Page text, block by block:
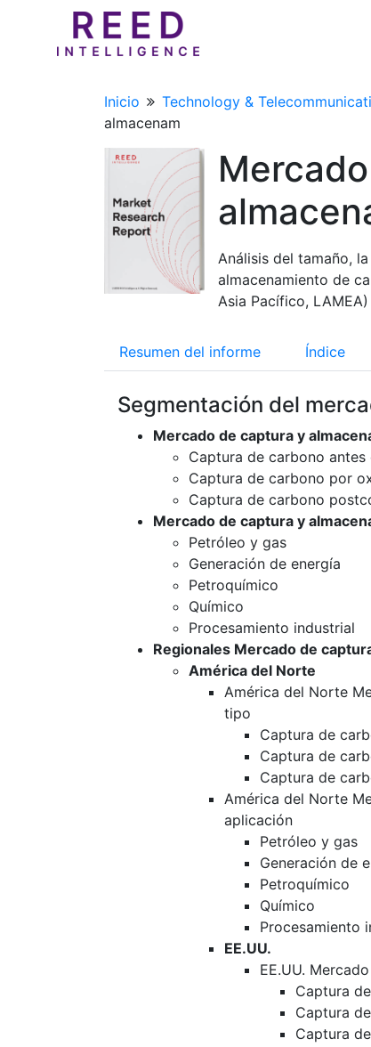
Inicio Technology &
almacenam
Análisis del tamaño,
almacenamiento de
Asia Pacífico,
Resumen del informe Índice
Segmentación del
Mercado de captura y
Captura de carbono
Captura de carbono por
Captura de carbono
Mercado de captura y
Petróleo y gas
Generación de energía
Petroquímico
Químico
Procesamiento industrial
Regionales Mercado de
América del Norte
América del Norte
tipo
Captura de
Captura de
Captura de
América del Norte
aplicación
Petróleo y gas
Generación de
Petroquímico
Químico
Procesamiento
EE.UU.
EE.UU.
Captura
Captura
Captura